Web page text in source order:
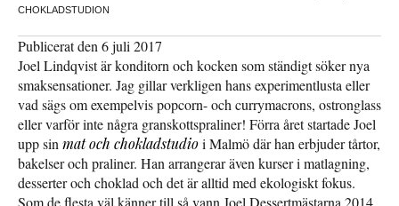
CHOKLADSTUDION
Publicerat den 6 juli 2017
Joel Lindqvist är konditorn och kocken som ständigt söker nya
smaksensationer. Jag gillar verkligen hans experimentlusta eller
vad sägs om exempelvis popcorn- och currymacrons, ostronglass
eller varför inte några granskottspraliner! Förra året startade Joel
upp sin mat och chokladstudioi Malmö där han erbjuder tårtor,
bakelser och praliner. Han arrangerar även kurser i matlagning,
desserter och choklad och det är alltid med ekologiskt fokus.
Som de flesta väl känner till så vann Joel Dessertmästarna 2014